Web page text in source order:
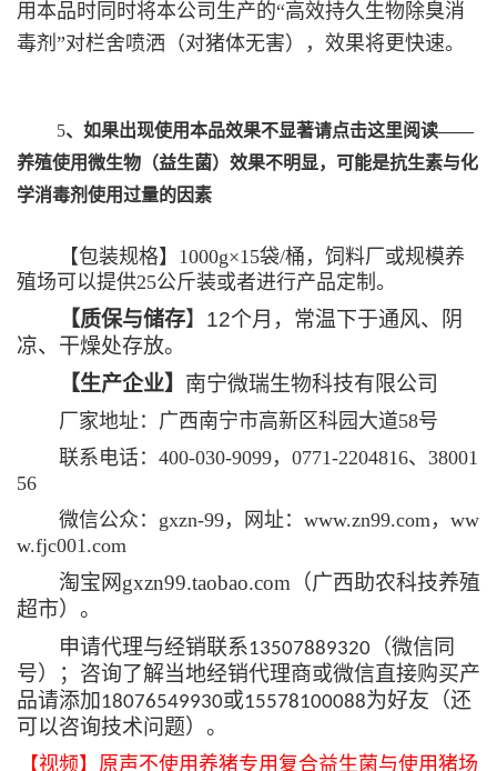
用本品时同时将本公司生产的“高效持久生物除臭消
毒剂”对栏舍喷洒（对猪体无害），效果将更快速。
5、如果出现使用本品效果不显著请点击这里阅读——
养殖使用微生物（益生菌）效果不明显，可能是抗生素与化
学消毒剂使用过量的因素
【包装规格】1000g×15袋/桶，饲料厂或规模养
殖场可以提供25公斤装或者进行产品定制。
【质保与储存】12个月，常温下于通风、阴
凉、干燥处存放。
【生产企业】 南宁微瑞生物科技有限公司
厂家地址：广西南宁市高新区科园大道58号
联系电话：400-030-9099，0771-2204816、38001
56
微信公众：gxzn-99，网址： www.zn99.com，ww
w.fjc001.com
淘宝网gxzn99.taobao.com（广西助农科技养殖
超市）。
申请代理与经销联系13507889320
（微信同
号）；咨询了解当地经销代理商或微信直接购买产
品请添加 18076549930或15578100088为好友（还
可以咨询技术问题）。
【视频】原声不使用养猪专用复合益生菌与使用猪场